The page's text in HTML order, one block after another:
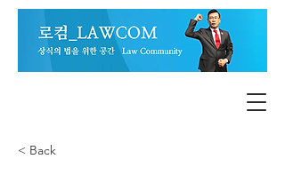
< Back